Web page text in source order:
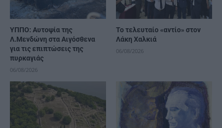
ΥΠΠΟ: Αυτοψία της
Λ.Μενδώνη στα Αιγόσθενα
για τις επιπτώσεις της
πυρκαγιάς
06/08/2026
Το τελευταίο «αντίο» στον
Λάκη Χαλκιά
06/08/2026